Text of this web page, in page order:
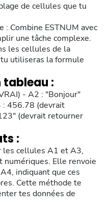
de cellules que tu
: Combine ESTNUM avec
une tâche complexe.
les cellules de la
utiliseras la formule
:
- A2 : "Bonjour"
: 456.78 (devrait
(devrait retourner
:
les cellules A1 et A3,
numériques. Elle renvoie
indiquant que ces
Cette méthode te
tes données de